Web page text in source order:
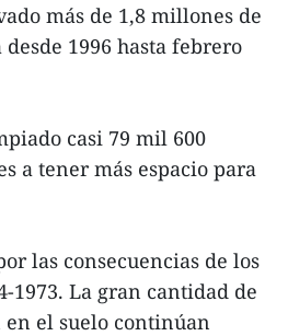
más de 1,8 millones de
1996 hasta febrero
casi 79 mil 600
a tener más espacio para
las consecuencias de los
1973. La gran cantidad de
el suelo continúan